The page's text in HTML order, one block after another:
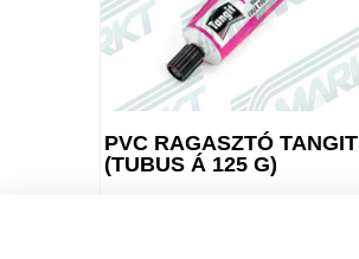
PVC RAGASZTÓ TANGIT
(TUBUS Á 125 G)